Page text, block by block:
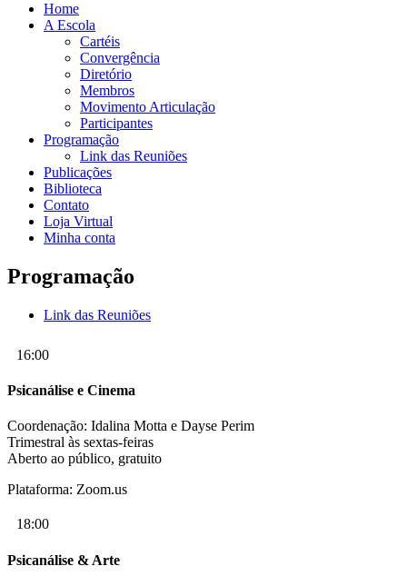
Home
A Escola
Cartéis
Convergência
Diretório
Membros
Movimento Articulação
Participantes
Programação
Link das Reuniões
Publicações
Biblioteca
Contato
Loja Virtual
Minha conta
Programação
Link das Reuniões
16:00
Psicanálise e Cinema
Coordenação: Idalina Motta e Dayse Perim
Trimestral às sextas-feiras
Aberto ao público, gratuito
Plataforma: Zoom.us
18:00
Psicanálise & Arte